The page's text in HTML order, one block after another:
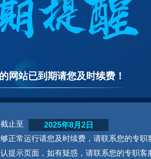
网站已到期请您及时续费！
止至
正常运行请您及时续费，请联系您的专职
提示页面，如有疑惑，请联系您的专职客
2025年8月2日